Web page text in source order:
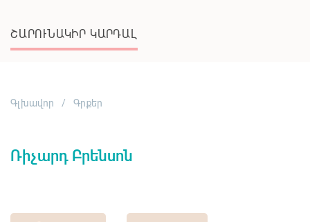
ՇԱՐՈՒՆԱԿԻՐ ԿԱՐԴԱԼ
Գլխավոր Գրքեր
Ռիչարդ Բրենսոն